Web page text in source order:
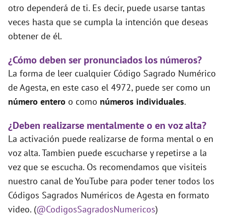
otro dependerá de ti. Es decir, puede usarse tantas
veces hasta que se cumpla la intención que deseas
obtener de él.
¿Cómo deben ser pronunciados los números?
La forma de leer cualquier Código Sagrado Numérico
de Agesta, en este caso el 4972, puede ser como un
número entero o como números individuales.
¿Deben realizarse mentalmente o en voz alta?
La activación puede realizarse de forma mental o en
voz alta. Tambien puede escucharse y repetirse a la
vez que se escucha. Os recomendamos que visiteis
nuestro canal de YouTube para poder tener todos los
Códigos Sagrados Numéricos de Agesta en formato
video. (@CodigosSagradosNumericos)